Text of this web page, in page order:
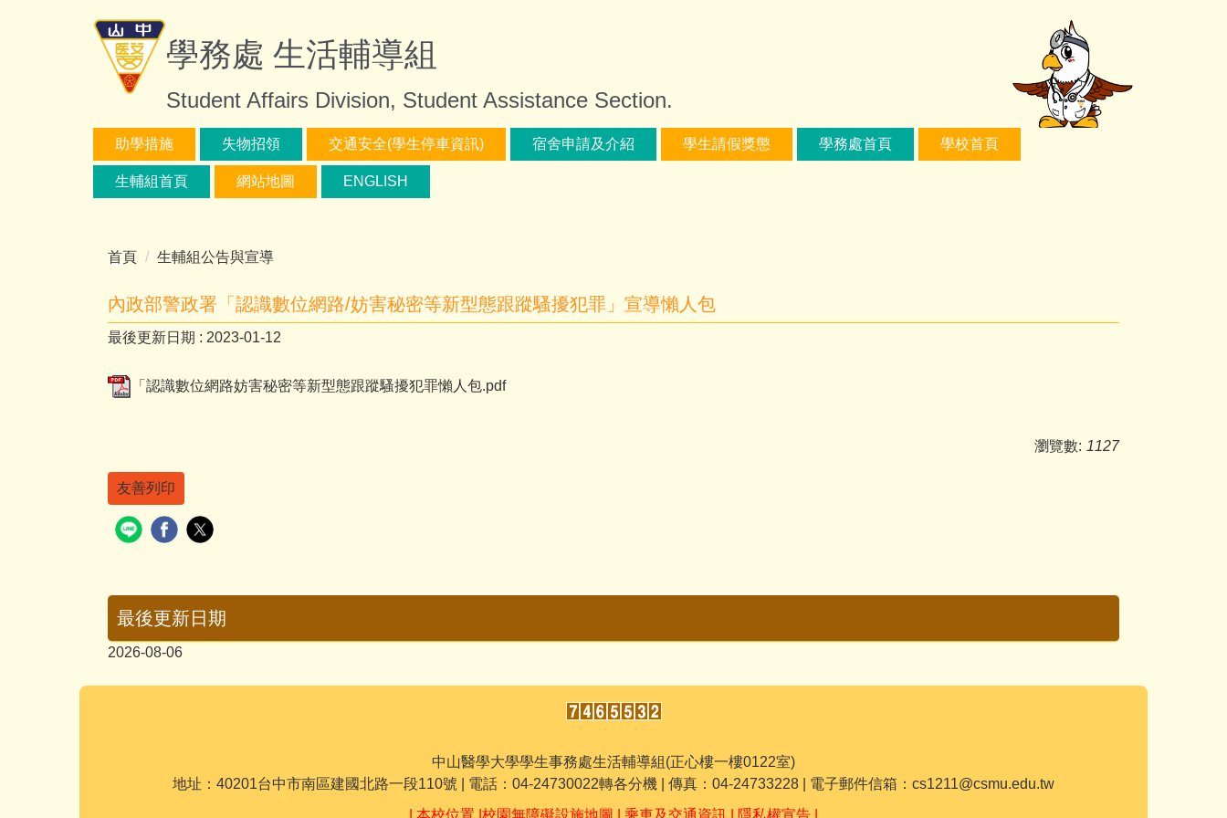
學務處 生活輔導組
Student Affairs Division, Student Assistance Section.
助學措施 失物招領 交通安全(學生停車資訊) 宿舍申請及介紹 學生請假獎懲 學務處首頁 學校首頁
生輔組首頁 網站地圖 ENGLISH
首頁 生輔組公告與宣導
內政部警政署「認識數位網路/妨害秘密等新型態跟蹤騷擾犯罪」宣導懶人包
最後更新日期 : 2023-01-12
「認識數位網路妨害秘密等新型態跟蹤騷擾犯罪懶人包.pdf
瀏覽數: 1127
友善列印
最後更新日期
2026-08-06
中山醫學大學學生事務處生活輔導組(正心樓一樓0122室)
地址：40201台中市南區建國北路一段110號 | 電話：04-24730022轉各分機 | 傳真：04-24733228 | 電子郵件信箱：cs1211@csmu.edu.tw
本校位置 校園無障礙設施地圖 乘車及交通資訊 隱私權宣告